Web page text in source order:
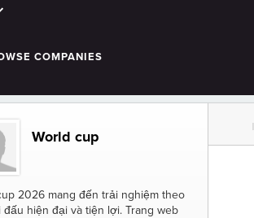
COMPANIES
World cup
2026 mang đến trải nghiệm theo
đấu hiện đại và tiện lợi. Trang web